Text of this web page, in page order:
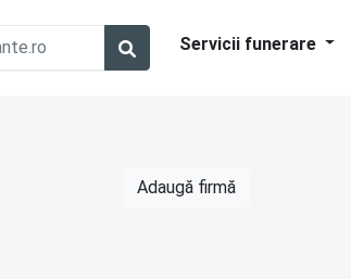
Servicii funerare
Adaugă firmă